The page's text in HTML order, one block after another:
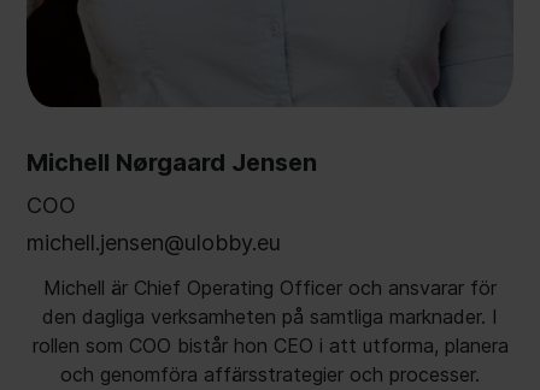
Michell Nørgaard Jensen
COO
michell.jensen@ulobby.eu
Michell är Chief Operating Officer och ansvarar för
den dagliga verksamheten på samtliga marknader. I
rollen som COO bistår hon CEO i att utforma, planera
och genomföra affärsstrategier och processer.